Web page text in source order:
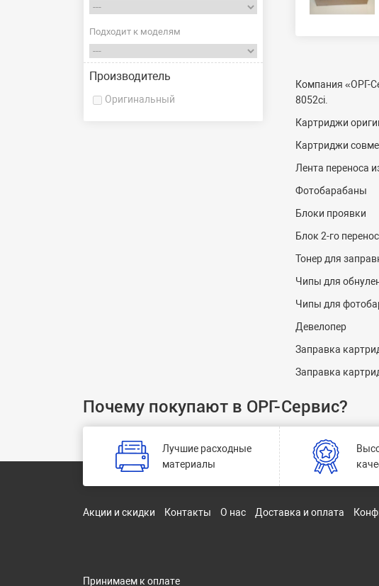
Подходит к моделям
Производитель
Оригинальный
Компания «ОРГ-C
8052ci.
Картриджи
Картриджи
Лента переноса
Фотобарабаны
Блоки проявки
Блок 2-го
Тонер для
Чипы для
Чипы для
Девелопер
Заправка
Заправка
Почему покупают в ОРГ-Сервис?
Лучшие расходные
материалы
Акции и скидки Контакты О нас Доставка и оплата
Принимаем к оплате